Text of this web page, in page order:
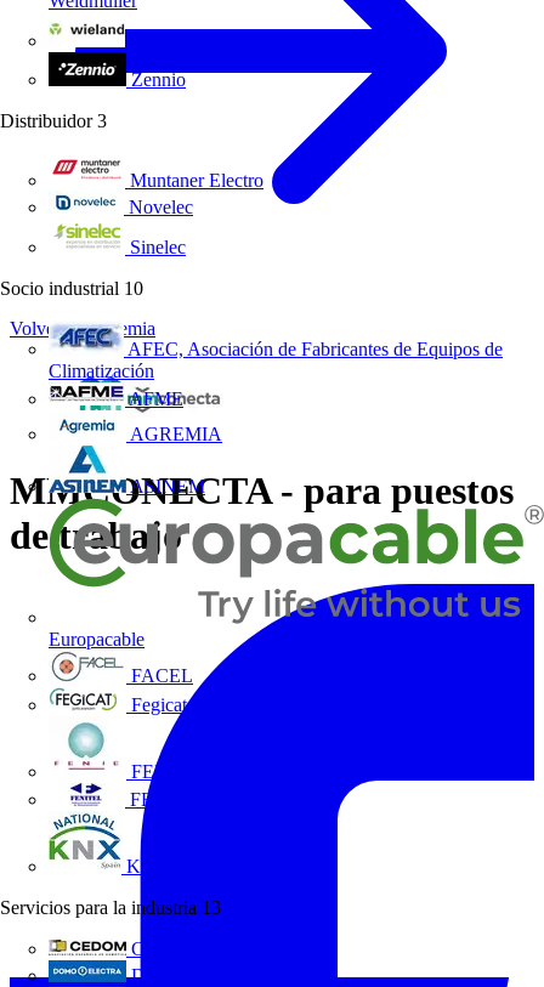
Zennio
Distribuidor 3
Muntaner Electro
Novelec
Sinelec
Socio industrial 10
AFEC, Asociación de Fabricantes de Equipos de
Climatización
AFME
AGREMIA
ASINEM
Europacable
FACEL
Fegicat
FENIE
FENITEL
KNX España
Servicios para la industria 13
CEDOM
Domo Electra
Volver a Academia
MMCONECTA - para puestos
de trabajo